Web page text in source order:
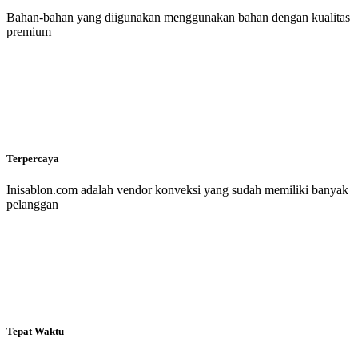
Bahan-bahan yang diigunakan menggunakan bahan dengan kualitas
premium
Terpercaya
Inisablon.com adalah vendor konveksi yang sudah memiliki banyak
pelanggan
Tepat Waktu